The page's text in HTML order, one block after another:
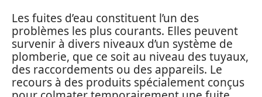
Les fuites d’eau constituent l’un des
problèmes les plus courants. Elles peuvent
survenir à divers niveaux d’un système de
plomberie, que ce soit au niveau des tuyaux,
des raccordements ou des appareils. Le
recours à des produits spécialement conçus